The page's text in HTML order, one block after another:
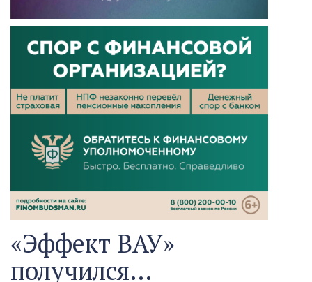
«Эффект ВАУ»
получился…